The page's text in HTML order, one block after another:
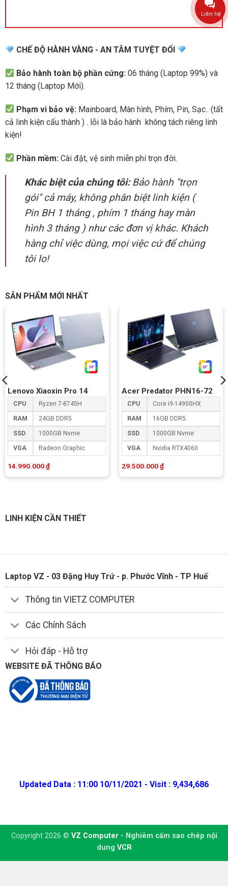
CHẾ ĐỘ HÀNH VÀNG - AN TÂM TUYỆT ĐỐI
Bảo hành toàn bộ phần cứng: 06 tháng (Laptop 99%) và
12 tháng (Laptop Mới).
Phạm vi bảo vệ: Mainboard, Màn hình, Phím, Pin, Sạc.. (tất
cả linh kiện cấu thành ) . lỗi là bảo hành không tách riêng linh
kiện!
Phần mềm: Cài đặt, vệ sinh miễn phí trọn đời.
Khác biệt của chúng tôi:Bảo hành "trọn
gói" cả máy, không phân biệt linh kiện (
Pin BH 1 tháng , phím 1 tháng hay màn
hình 3 tháng ) như các đơn vị khác. Khách
hàng chỉ việc dùng, mọi việc cứ để chúng
tôi lo!
SẢN PHẨM MỚI NHẤT
Lenovo Xiaoxin Pro 14
CPU Ryzen 7-8745H
RAM 24GB DDR5
SSD 1000GB Nvme
VGA Radeon Graphic
14.990.000₫
Acer Predator PHN16-72
CPU Core i9-14900HX
RAM 16GB DDR5
SSD 1000GB Nvme
VGA Nvidia RTX4060
29.500.000₫
LINH KIỆN CẦN THIẾT
Laptop VZ - 03 Đặng Huy Trứ - p. Phước Vĩnh - TP Huế
Thông tin VIETZ COMPUTER
Các Chính Sách
Hỏi đáp - Hỗ trợ
WEBSITE ĐÃ THÔNG BÁO
Updated Data : 11:00 10/11/2021 - Visit : 9,434,686
Copyright 2026 © VZ Computer- Nghiêm cấm sao chép nội
dung VCR
Liên hệ